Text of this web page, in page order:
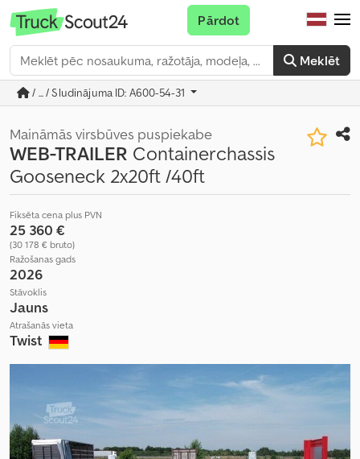
Meklēt
Pārdot
/ ... / Sludinājuma ID: A600-54-31
Maināmās virsbūves puspiekabe
WEB-TRAILER Containerchassis
Gooseneck 2x20ft /40ft
Fiksēta cena plus PVN
25 360 €
(30 178 € bruto)
Ražošanas gads
2026
Stāvoklis
Jauns
Atrašanās vieta
Twist